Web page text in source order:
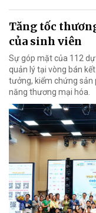
Tăng tốc
của sinh viên
Sự góp mặt của 112
quản lý tại vòng bán
tưởng, kiểm chứng sản
năng thương mại hóa.